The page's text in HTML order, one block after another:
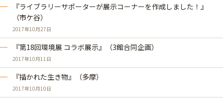
『ライブラリーサポーターが展示コーナーを作成しました！』
（市ケ谷）
2017年10月27日
『第18回環境展 コラボ展示』（3館合同企画）
2017年10月11日
『描かれた生き物』（多摩）
2017年10月10日